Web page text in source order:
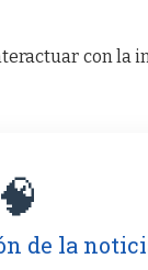
con la
🧠
de la